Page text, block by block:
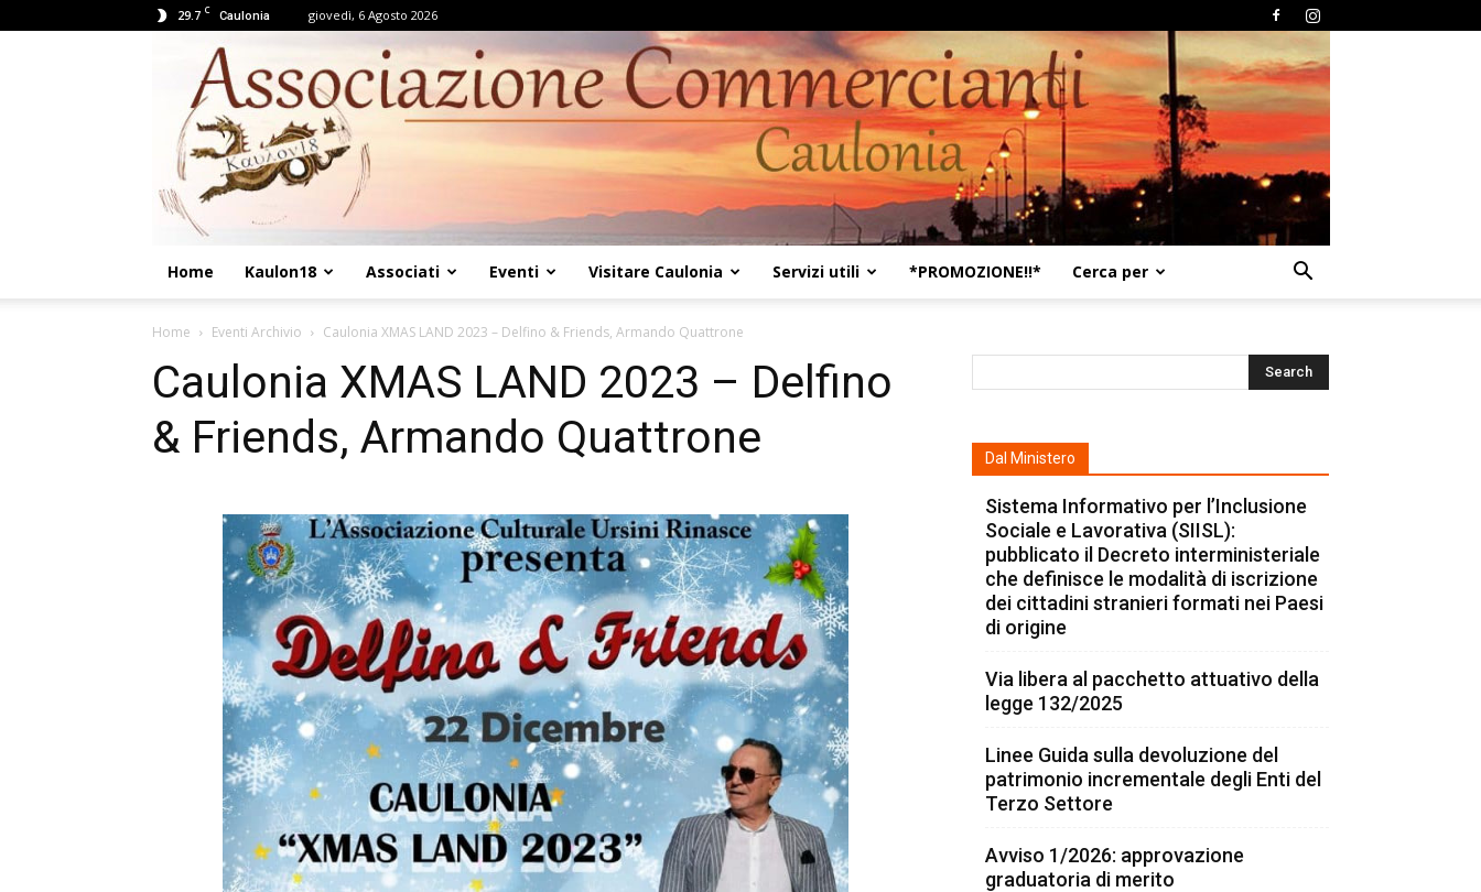
29.7 C Caulonia giovedì, 6 Agosto 2026
Home Kaulon18 Associati Eventi Visitare Caulonia Servizi utili *PROMOZIONE!!* Cerca per
Home Eventi Archivio Caulonia XMAS LAND 2023 – Delfino & Friends, Armando Quattrone
Caulonia XMAS LAND 2023 – Delfino
& Friends, Armando Quattrone
Dal Ministero
Sistema Informativo per l’Inclusione
Sociale e Lavorativa (SIISL):
pubblicato il Decreto interministeriale
che definisce le modalità di iscrizione
dei cittadini stranieri formati nei Paesi
di origine
Via libera al pacchetto attuativo della
legge 132/2025
Linee Guida sulla devoluzione del
patrimonio incrementale degli Enti del
Terzo Settore
Avviso 1/2026: approvazione
graduatoria di merito